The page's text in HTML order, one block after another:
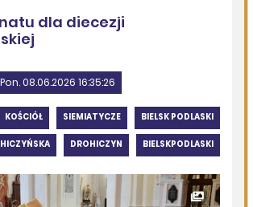
Duchowi pątnicy w parafii Kłopoty-
Pieszą Pielgrzymkę Drohiczyńską
Policji Siemiatycze